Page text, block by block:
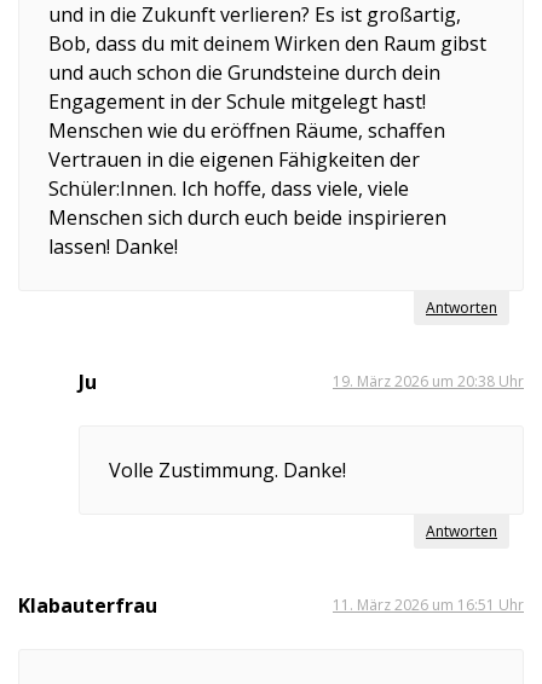
und in die Zukunft verlieren? Es ist großartig,
Bob, dass du mit deinem Wirken den Raum gibst
und auch schon die Grundsteine durch dein
Engagement in der Schule mitgelegt hast!
Menschen wie du eröffnen Räume, schaffen
Vertrauen in die eigenen Fähigkeiten der
Schüler:Innen. Ich hoffe, dass viele, viele
Menschen sich durch euch beide inspirieren
lassen! Danke!
Antworten
Ju 19. März 2026 um 20:38 Uhr
Volle Zustimmung. Danke!
Antworten
Klabauterfrau 11. März 2026 um 16:51 Uhr